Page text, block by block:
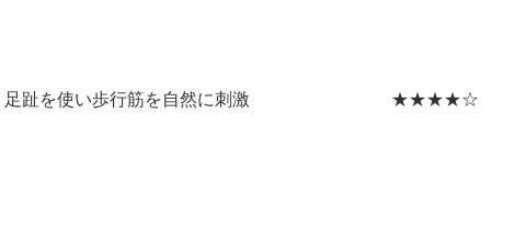
足趾を使い歩行筋を自然に刺激 ★★★★☆